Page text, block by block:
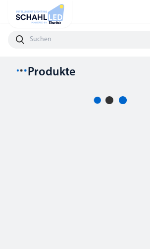
Produkte